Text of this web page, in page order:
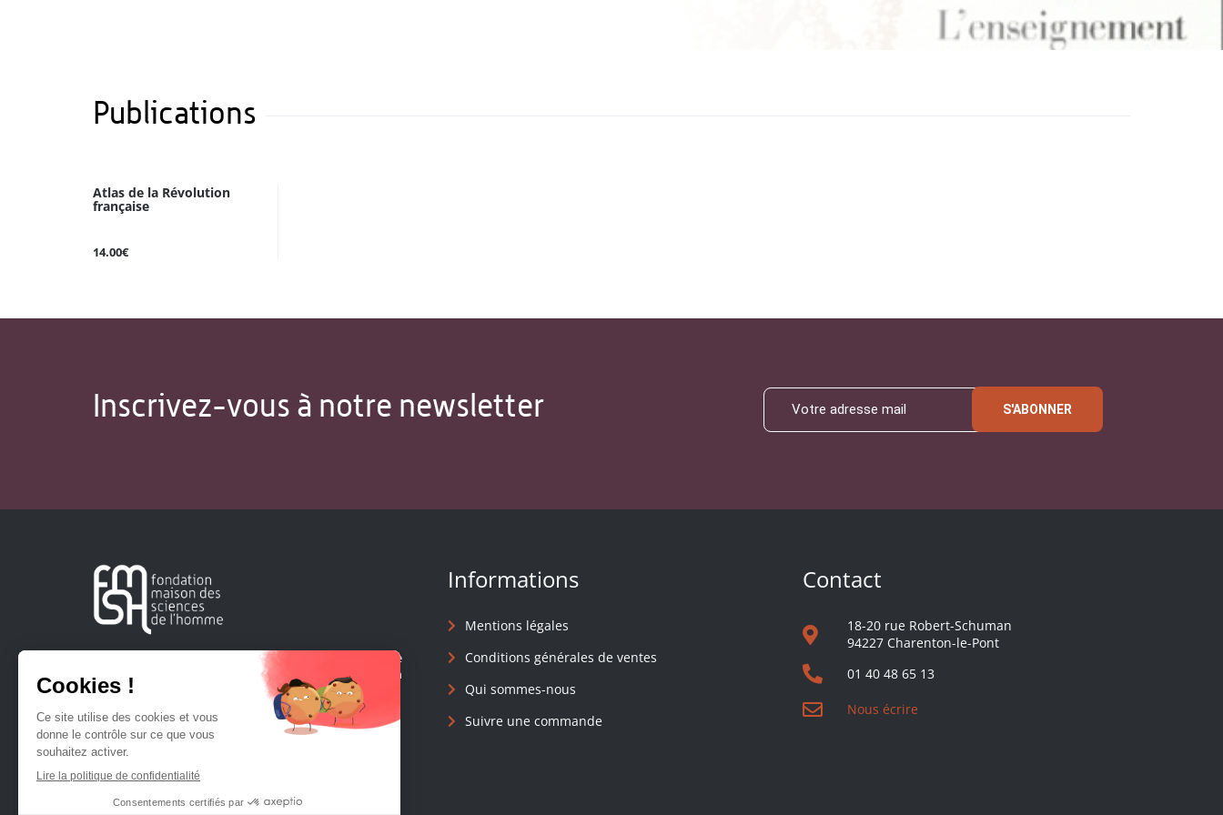
Publications
Atlas de la Révolution
française
14.00€
Inscrivez-vous à notre newsletter S'ABONNER
Créée en 1963, la Fondation Maison Sciences de l'Homme
soutient la recherche et la diffusion des connaissances en
sciences humaines et sociales.
Informations
Mentions légales
Conditions générales de ventes
Qui sommes-nous
Suivre une commande
Contact
18-20 rue Robert-Schuman
94227 Charenton-le-Pont
01 40 48 65 13
Nous écrire